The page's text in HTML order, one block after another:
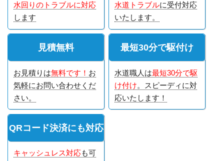
水回りのトラブルに対応
します
水道トラブルに受付対応
いたします。
見積無料
お見積りは無料です！ お
気軽にお問い合わせくだ
さい。
最短30分で駆付け
水道職人は最短30分で駆
け付け。スピーディに対
応いたします！
QRコード決済にも対応
キャッシュレス対応も可